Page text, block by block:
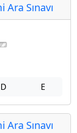
Sınavı
D E
Sınavı